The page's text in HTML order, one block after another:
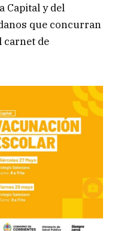
Capital y del
que concurran
carnet de